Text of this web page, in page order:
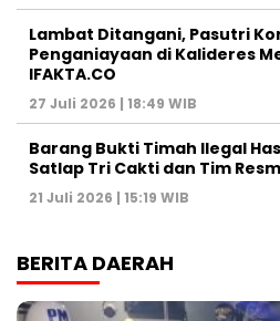
Lambat Ditangani, Pasutri
Penganiayaan di Kalideres
IFAKTA.CO
27 Juli 2026 | 18:49 WIB
Barang Bukti Timah Ilegal
Satlap Tri Cakti dan Tim
21 Juli 2026 | 15:19 WIB
BERITA DAERAH